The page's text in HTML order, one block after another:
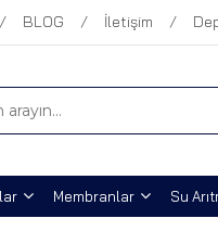
BLOG İletişim
Membranlar Su